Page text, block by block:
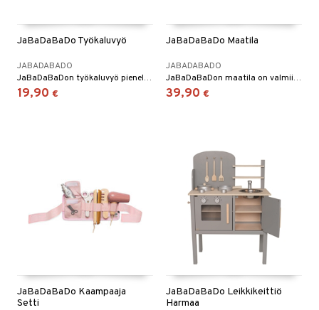
JaBaDaBaDo Työkaluvyö
JABADABADO
JaBaDaBaDon työkaluvyö pienelle työmiehelle
19,90 €
JaBaDaBaDo Maatila
JABADABADO
JaBaDaBaDon maatila on valmiina kaikille eläimille ja päivän seikkailuille!
39,90 €
JaBaDaBaDo Kaampaaja
Setti
JaBaDaBaDo Leikkikeittiö
Harmaa